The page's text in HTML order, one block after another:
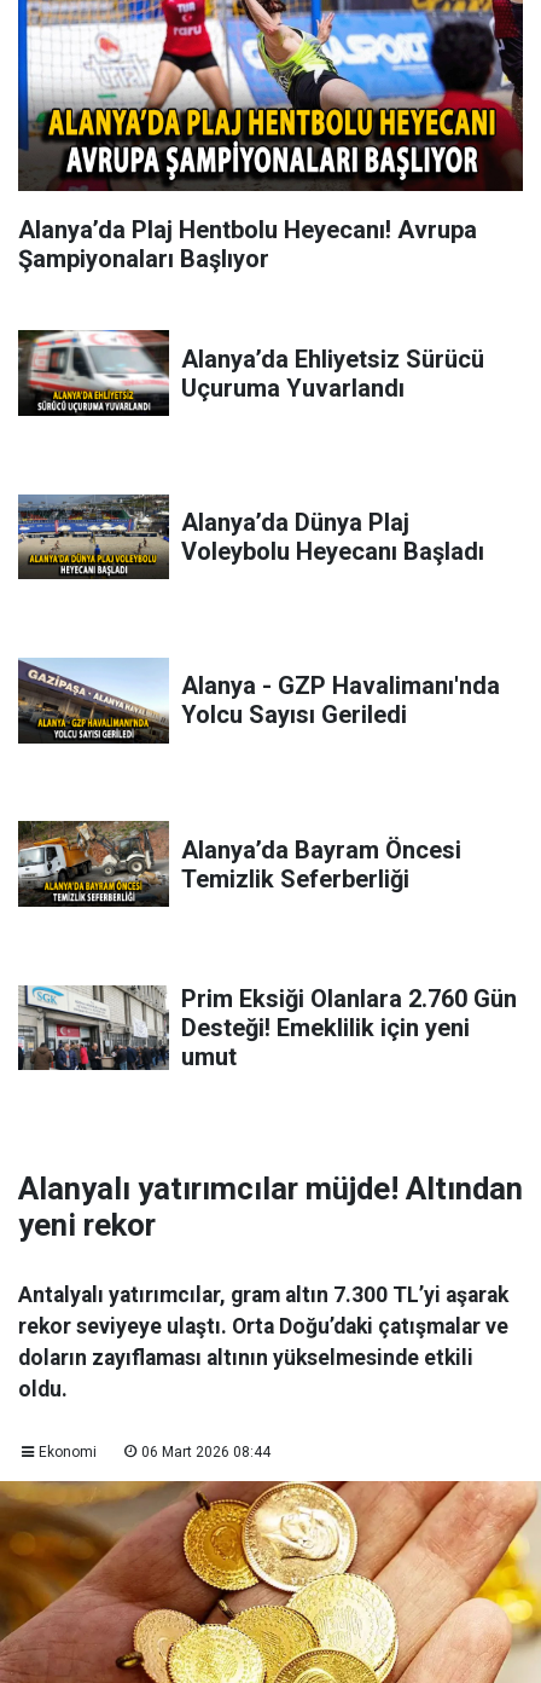
Alanya’da Plaj Hentbolu Heyecanı! Avrupa
Şampiyonaları Başlıyor
Alanya’da Ehliyetsiz Sürücü
Uçuruma Yuvarlandı
Alanya’da Dünya Plaj
Voleybolu Heyecanı Başladı
Alanya - GZP Havalimanı'nda
Yolcu Sayısı Geriledi
Alanya’da Bayram Öncesi
Temizlik Seferberliği
Prim Eksiği Olanlara 2.760 Gün
Desteği! Emeklilik için yeni
umut
Alanyalı yatırımcılar müjde! Altından
yeni rekor
Antalyalı yatırımcılar, gram altın 7.300 TL’yi aşarak
rekor seviyeye ulaştı. Orta Doğu’daki çatışmalar ve
doların zayıflaması altının yükselmesinde etkili
oldu.
Ekonomi 06 Mart 2026 08:44